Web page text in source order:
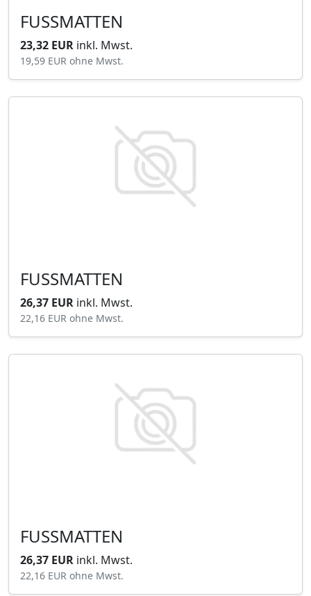
FUSSMATTEN
23,32 EUR inkl. Mwst.
19,59 EUR ohne Mwst.
FUSSMATTEN
26,37 EUR inkl. Mwst.
22,16 EUR ohne Mwst.
FUSSMATTEN
26,37 EUR inkl. Mwst.
22,16 EUR ohne Mwst.